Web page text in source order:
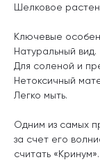
Шелковое
Ключевые
Натуральный вид.
Для соленой и
Нетоксичный
Легко мыть.
Одним из самых
за счет его
считать «Кринум».